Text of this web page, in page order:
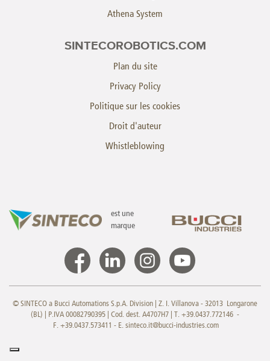
Athena System
SINTECOROBOTICS.COM
Plan du site
Privacy Policy
Politique sur les cookies
Droit d'auteur
Whistleblowing
est une
marque
© SINTECO a Bucci Automations S.p.A. Division | Z. I. Villanova - 32013 Longarone
(BL) | P.IVA 00082790395 | Cod. dest. A4707H7 | T. +39.0437.772146 -
F. +39.0437.573411 - E. sinteco.it@bucci-industries.com